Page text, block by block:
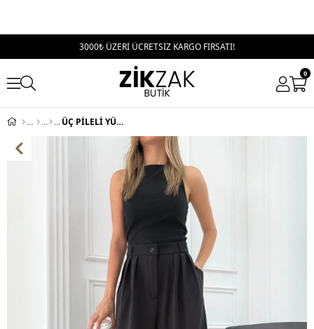
3000₺ ÜZERİ ÜCRETSİZ KARGO FIRSATI!
0
ÜÇ PİLELİ YÜKSEK BEL PALAZZO PANTOLON SİYAH